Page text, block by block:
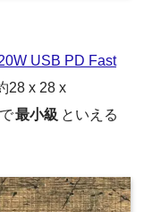
USB PD Fast
28 x 28 x
最小級 といえる